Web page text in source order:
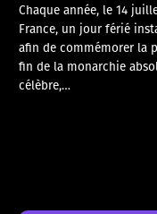
Chaque année, le 14
France, un jour férié
afin de commémorer la
fin de la monarchie
célèbre,…